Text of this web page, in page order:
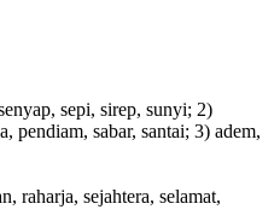
sepi, sirep, sunyi; 2)
pendiam, sabar, santai; 3) adem,
raharja, sejahtera, selamat,